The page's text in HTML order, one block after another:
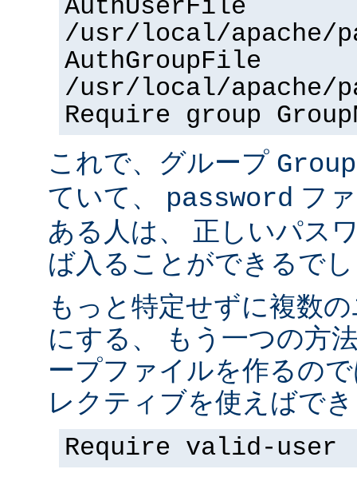
AuthUserFile
/usr/local/apache/
AuthGroupFile
/usr/local/apache/
Require group
これで、グループ
ていて、 password フ
ある人は、 正しいパス
ば入ることができるで
もっと特定せずに複数
にする、 もう一つの方
ープファイルを作るの
レクティブを使えばで
Require valid-user